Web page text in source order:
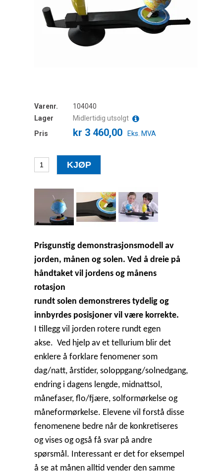
Varenr.
104040
Lager
Midlertidig utsolgt
Pris
kr 3 460,00 Eks. MVA
Prisgunstig demonstrasjonsmodell av
jorden, månen og solen. Ved å dreie på
håndtaket vil jordens og månens
rotasjon
rundt solen demonstreres tydelig og
innbyrdes posisjoner vil være korrekte.
I tillegg vil jorden rotere rundt egen
akse. Ved hjelp av et tellurium blir det
enklere å forklare fenomener som
dag/natt, årstider, soloppgang/solnedgang,
endring i dagens lengde, midnattsol,
månefaser, flo/fjære, solformørkelse og
måneformørkelse. Elevene vil forstå disse
fenomenene bedre når de konkretiseres
og vises og også få svar på andre
spørsmål. Interessant er det for eksempel
å se at månen alltid vender den samme